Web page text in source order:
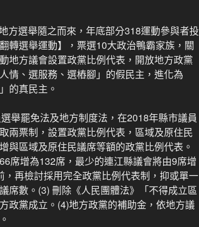
方選舉隨之而來，年底部分318運動參與者投
轉選舉運動】，票選10大政治鴨霸家族，關
地方議會設置政黨比例代表，開放地方政黨
情、選服務、選樁腳」的假民主，進化為
的真民主。
舉罷免法及地方制度法，在2018年縣市議員
兩票制，設置政黨比例代表，區域及原住民
與區域及原住民議席等額的政黨比例代表。
席增為132席，最少的連江縣議會將由9席增
再檢討採用完全政黨比例代表制，抑或單一
席數。(3) 刪除《人民團體法》「不得成立區
政黨成立。(4)地方政黨的補助金，依地方議